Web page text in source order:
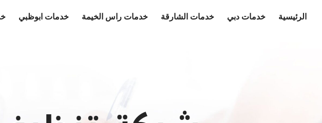
الرئيسية خدمات دبي خدمات الشارقة خدمات راس الخيمة خدمات ابوظبي